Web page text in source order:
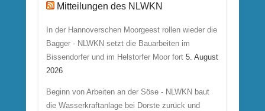
Mitteilungen des NLWKN
In der Hannoverschen Moorgeest rollen wieder die
Bagger - NLWKN setzt die Bauarbeiten im
Bissendorfer und im Helstorfer Moor fort 5. August
2026
Beginn von Arbeiten an der Söse - NLWKN baut
die Wasserkraftanlage bei Dorste zurück und